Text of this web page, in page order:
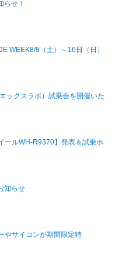
らせ！
WEEK8/8（土）～16日（日）
ックスラボ）試乗会を開催いた
ールWH-R9370】発表＆試乗ホ
知らせ
やサイコンが期間限定特